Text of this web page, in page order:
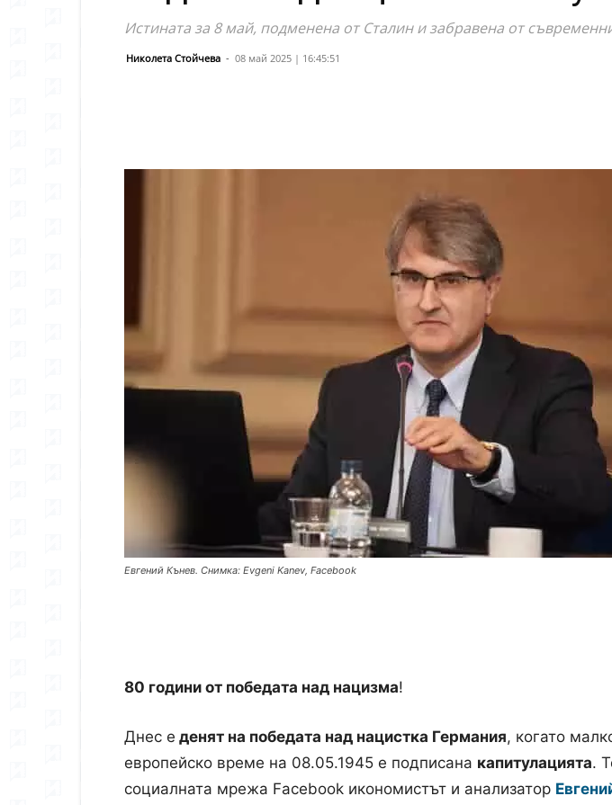
Истината за 8 май, подменена от Сталин и забравена от
Николета Стойчева - 08 май 2025 | 16:45:51
Евгений Кънев. Снимка: Evgeni Kanev, Facebook
80 години от победата над нацизма!
Днес е денят на победата над нацистка Германия, когато
европейско време на 08.05.1945 е подписана капитулацията.
социалната мрежа Facebook икономистът и анализатор